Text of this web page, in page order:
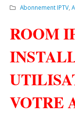
Abonnement IPTV,
ROOM
VOTRE